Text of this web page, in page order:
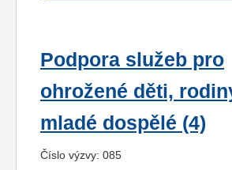
Podpora služeb pro
ohrožené děti,
mladé dospělé (4)
Číslo výzvy: 085